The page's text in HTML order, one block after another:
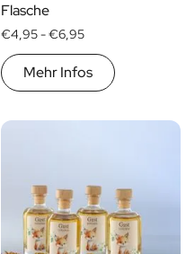
Flasche
€4,95 -€6,95
Mehr Infos